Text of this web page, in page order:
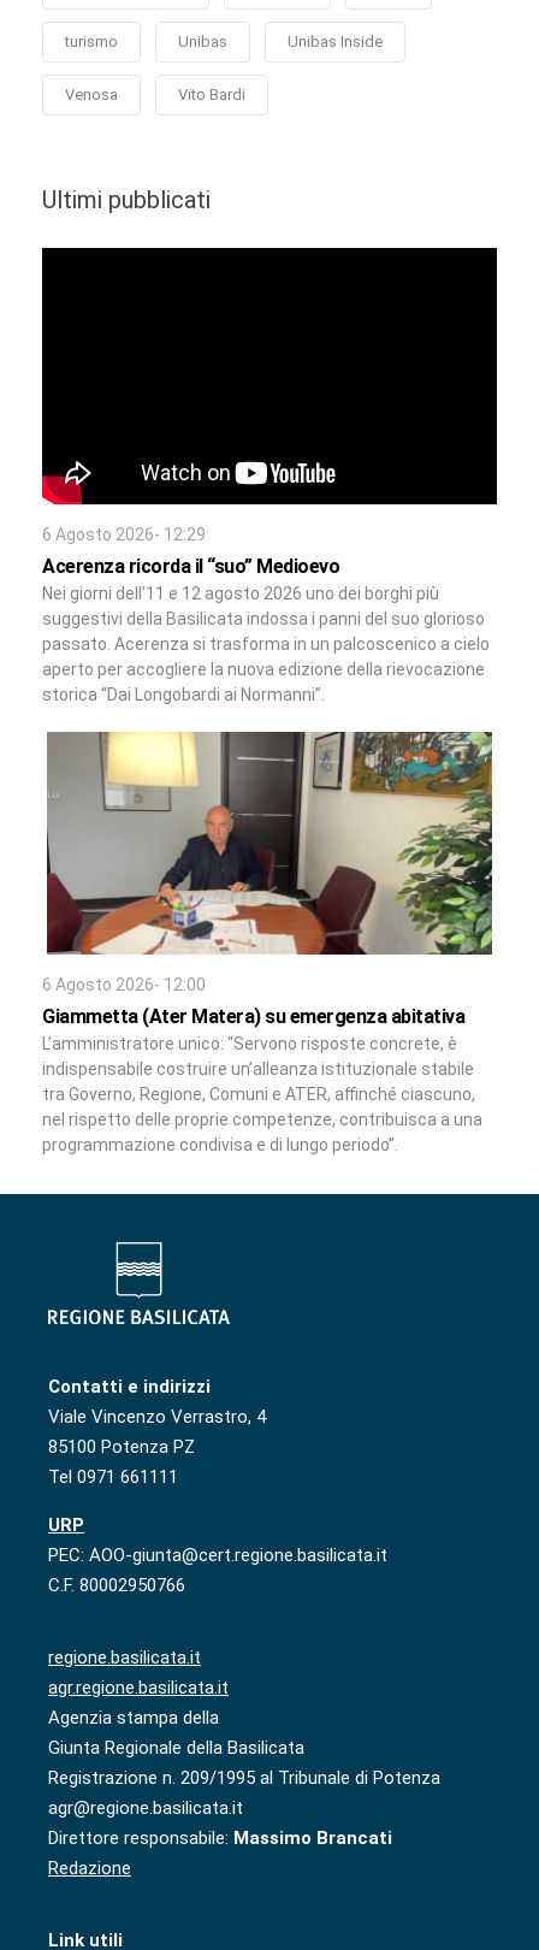
turismo Unibas Unibas Inside
Venosa Vito Bardi
Ultimi pubblicati
6 Agosto 2026- 12:29
Acerenza ricorda il “suo” Medioevo
Nei giorni dell’11 e 12 agosto 2026 uno dei borghi più
suggestivi della Basilicata indossa i panni del suo glorioso
passato. Acerenza si trasforma in un palcoscenico a cielo
aperto per accogliere la nuova edizione della rievocazione
storica “Dai Longobardi ai Normanni”.
6 Agosto 2026- 12:00
Giammetta (Ater Matera) su emergenza abitativa
L’amministratore unico: “Servono risposte concrete, è
indispensabile costruire un’alleanza istituzionale stabile
tra Governo, Regione, Comuni e ATER, affinché ciascuno,
nel rispetto delle proprie competenze, contribuisca a una
programmazione condivisa e di lungo periodo”.
Contatti e indirizzi
Viale Vincenzo Verrastro, 4
85100 Potenza PZ
Tel 0971 661111
URP
PEC: AOO-giunta@cert.regione.basilicata.it
C.F. 80002950766
regione.basilicata.it
agr.regione.basilicata.it
Agenzia stampa della
Giunta Regionale della Basilicata
Registrazione n. 209/1995 al Tribunale di Potenza
agr@regione.basilicata.it
Direttore responsabile: Massimo Brancati
Redazione
Link utili